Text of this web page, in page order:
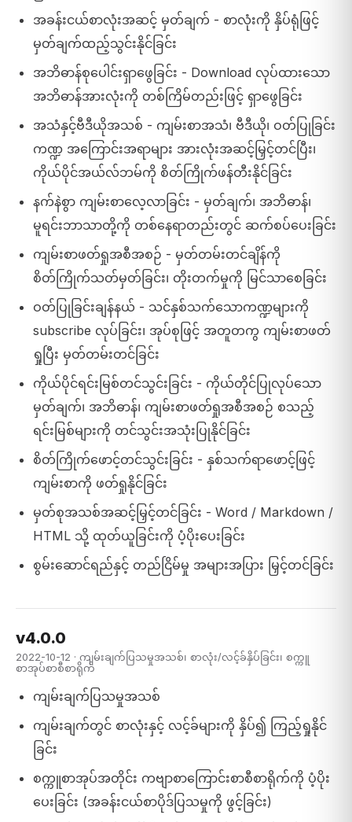
အခန်းငယ်စာလုံးအဆင့် မှတ်ချက် - စာလုံးကို နှိပ်ရုံဖြင့်
မှတ်ချက်ထည့်သွင်းနိုင်ခြင်း
အဘိဓာန်စုပေါင်းရှာဖွေခြင်း - Download လုပ်ထားသော
အဘိဓာန်အားလုံးကို တစ်ကြိမ်တည်းဖြင့် ရှာဖွေခြင်း
အသံနှင့်ဗီဒီယိုအသစ် - ကျမ်းစာအသံ၊ ဗီဒီယို၊ ဝတ်ပြုခြင်း
ကဏ္ဍ အကြောင်းအရာများ အားလုံးအဆင့်မြှင့်တင်ပြီး၊
ကိုယ်ပိုင်အယ်လ်ဘမ်ကို စိတ်ကြိုက်ဖန်တီးနိုင်ခြင်း
နက်နဲစွာ ကျမ်းစာလေ့လာခြင်း - မှတ်ချက်၊ အဘိဓာန်၊
မူရင်းဘာသာတို့ကို တစ်နေရာတည်းတွင် ဆက်စပ်ပေးခြင်း
ကျမ်းစာဖတ်ရှုအစီအစဉ် - မှတ်တမ်းတင်ချိန်ကို
စိတ်ကြိုက်သတ်မှတ်ခြင်း၊ တိုးတက်မှုကို မြင်သာစေခြင်း
ဝတ်ပြုခြင်းချန်နယ် - သင်နှစ်သက်သောကဏ္ဍများကို
subscribe လုပ်ခြင်း၊ အုပ်စုဖြင့် အတူတကွ ကျမ်းစာဖတ်
ရှုပြီး မှတ်တမ်းတင်ခြင်း
ကိုယ်ပိုင်ရင်းမြစ်တင်သွင်းခြင်း - ကိုယ်တိုင်ပြုလုပ်သော
မှတ်ချက်၊ အဘိဓာန်၊ ကျမ်းစာဖတ်ရှုအစီအစဉ် စသည့်
ရင်းမြစ်များကို တင်သွင်းအသုံးပြုနိုင်ခြင်း
စိတ်ကြိုက်ဖောင့်တင်သွင်းခြင်း - နှစ်သက်ရာဖောင့်ဖြင့်
ကျမ်းစာကို ဖတ်ရှုနိုင်ခြင်း
မှတ်စုအသစ်အဆင့်မြှင့်တင်ခြင်း - Word / Markdown /
HTML သို့ ထုတ်ယူခြင်းကို ပံ့ပိုးပေးခြင်း
စွမ်းဆောင်ရည်နှင့် တည်ငြိမ်မှု အများအပြား မြှင့်တင်ခြင်း
v4.0.0
2022-10-12 · ကျမ်းချက်ပြသမှုအသစ်၊ စာလုံး/လင့်ခ်နှိပ်ခြင်း၊ စက္ကူ
စာအုပ်စာစီစာရိုက်
ကျမ်းချက်ပြသမှုအသစ်
ကျမ်းချက်တွင် စာလုံးနှင့် လင့်ခ်များကို နှိပ်၍ ကြည့်ရှုနိုင်
ခြင်း
စက္ကူစာအုပ်အတိုင်း ကဗျာစာကြောင်းစာစီစာရိုက်ကို ပံ့ပိုး
ပေးခြင်း (အခန်းငယ်စာပိုဒ်ပြသမှုကို ဖွင့်ခြင်း)